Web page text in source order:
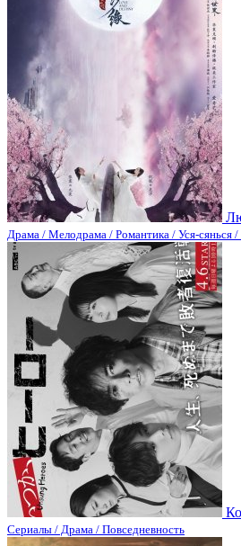
Драма / Мелодрама / Романтика / Уся-сянься /
Сериалы / Драма / Повседневность